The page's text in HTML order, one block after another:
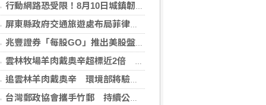
行動網路恐受限！8月10日城鎮韌性演習 北港警籲民眾快準備
屏東縣政府交通旅遊處布局菲律賓觀光市場 拜會航空公司與旅遊巨頭共拓國際客源
兆豐證券「每股GO」推出美股盤前交易 下午4點搶先布局
雲林牧場羊肉戴奧辛超標近2倍 問題羊全數撲殺、環境部追查牧草來源
追雲林羊肉戴奧辛 環境部將驗牧草生長處環境介質
台灣郵政協會攜手竹郵 持續公益關懷暨改善獨居長者居住環境傳遞溫暖愛心